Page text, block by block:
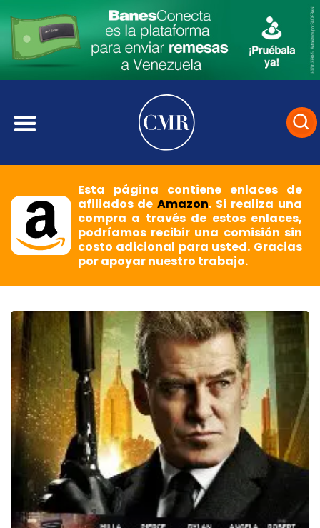
Esta página contiene enlaces de
afiliados deAmazon. Si realiza una
compra a través de estos enlaces,
podríamos recibir una comisión sin
costo adicional para usted. Gracias
por apoyar nuestro trabajo.